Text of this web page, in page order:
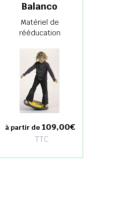
Balanco
Matériel de
rééducation
à partir de109,00€
TTC